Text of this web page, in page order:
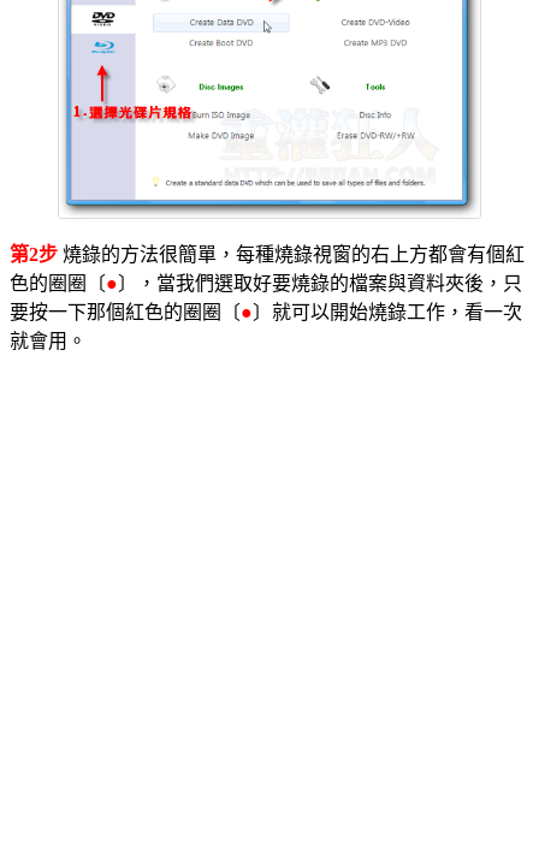
第2步 燒錄的方法很簡單，每種燒錄視窗的右上方都會有個紅
色的圈圈〔●〕，當我們選取好要燒錄的檔案與資料夾後，只
要按一下那個紅色的圈圈〔●〕就可以開始燒錄工作，看一次
就會用。